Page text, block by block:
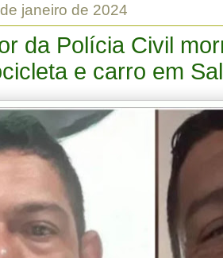
janeiro de 2024
da Polícia Civil
e carro em